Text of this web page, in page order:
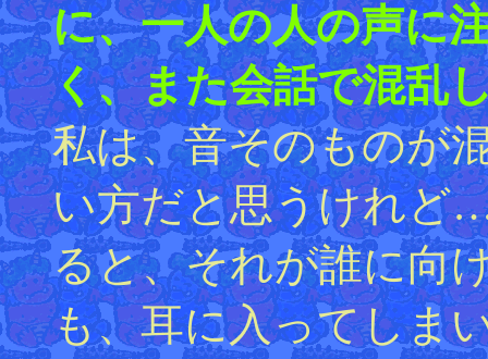
に、一人の人の声に
く、また会話で混乱
私は、音そのものが
い方だと思うけれど
ると、それが誰に向
も、耳に入ってしま